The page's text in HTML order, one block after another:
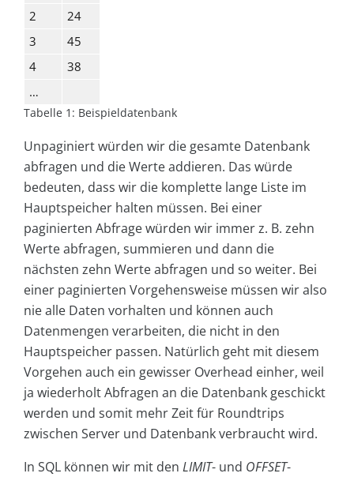
2
24
3
45
4
38
…
Tabelle 1: Beispieldatenbank
Unpaginiert würden wir die gesamte Datenbank
abfragen und die Werte addieren. Das würde
bedeuten, dass wir die komplette lange Liste im
Hauptspeicher halten müssen. Bei einer
paginierten Abfrage würden wir immer z. B. zehn
Werte abfragen, summieren und dann die
nächsten zehn Werte abfragen und so weiter. Bei
einer paginierten Vorgehensweise müssen wir also
nie alle Daten vorhalten und können auch
Datenmengen verarbeiten, die nicht in den
Hauptspeicher passen. Natürlich geht mit diesem
Vorgehen auch ein gewisser Overhead einher, weil
ja wiederholt Abfragen an die Datenbank geschickt
werden und somit mehr Zeit für Roundtrips
zwischen Server und Datenbank verbraucht wird.
In SQL können wir mit den LIMIT- und OFFSET-